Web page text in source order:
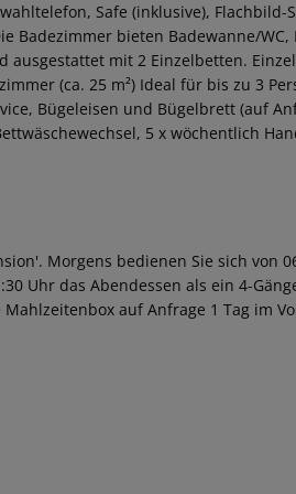
Safe (inklusive), Flachbild-
Badezimmer bieten Badewanne/
ausgestattet mit 2 Einzelbetten.
(ca. 25 m²) Ideal für bis zu 3
Bügeleisen und Bügelbrett (auf
5 x wöchentlich
Morgens bedienen Sie sich von
Uhr das Abendessen als ein 4-
auf Anfrage 1 Tag im